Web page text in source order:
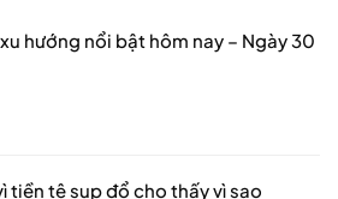
hướng nổi bật hôm nay – Ngày 30
tiền tệ sụp đổ cho thấy vì sao